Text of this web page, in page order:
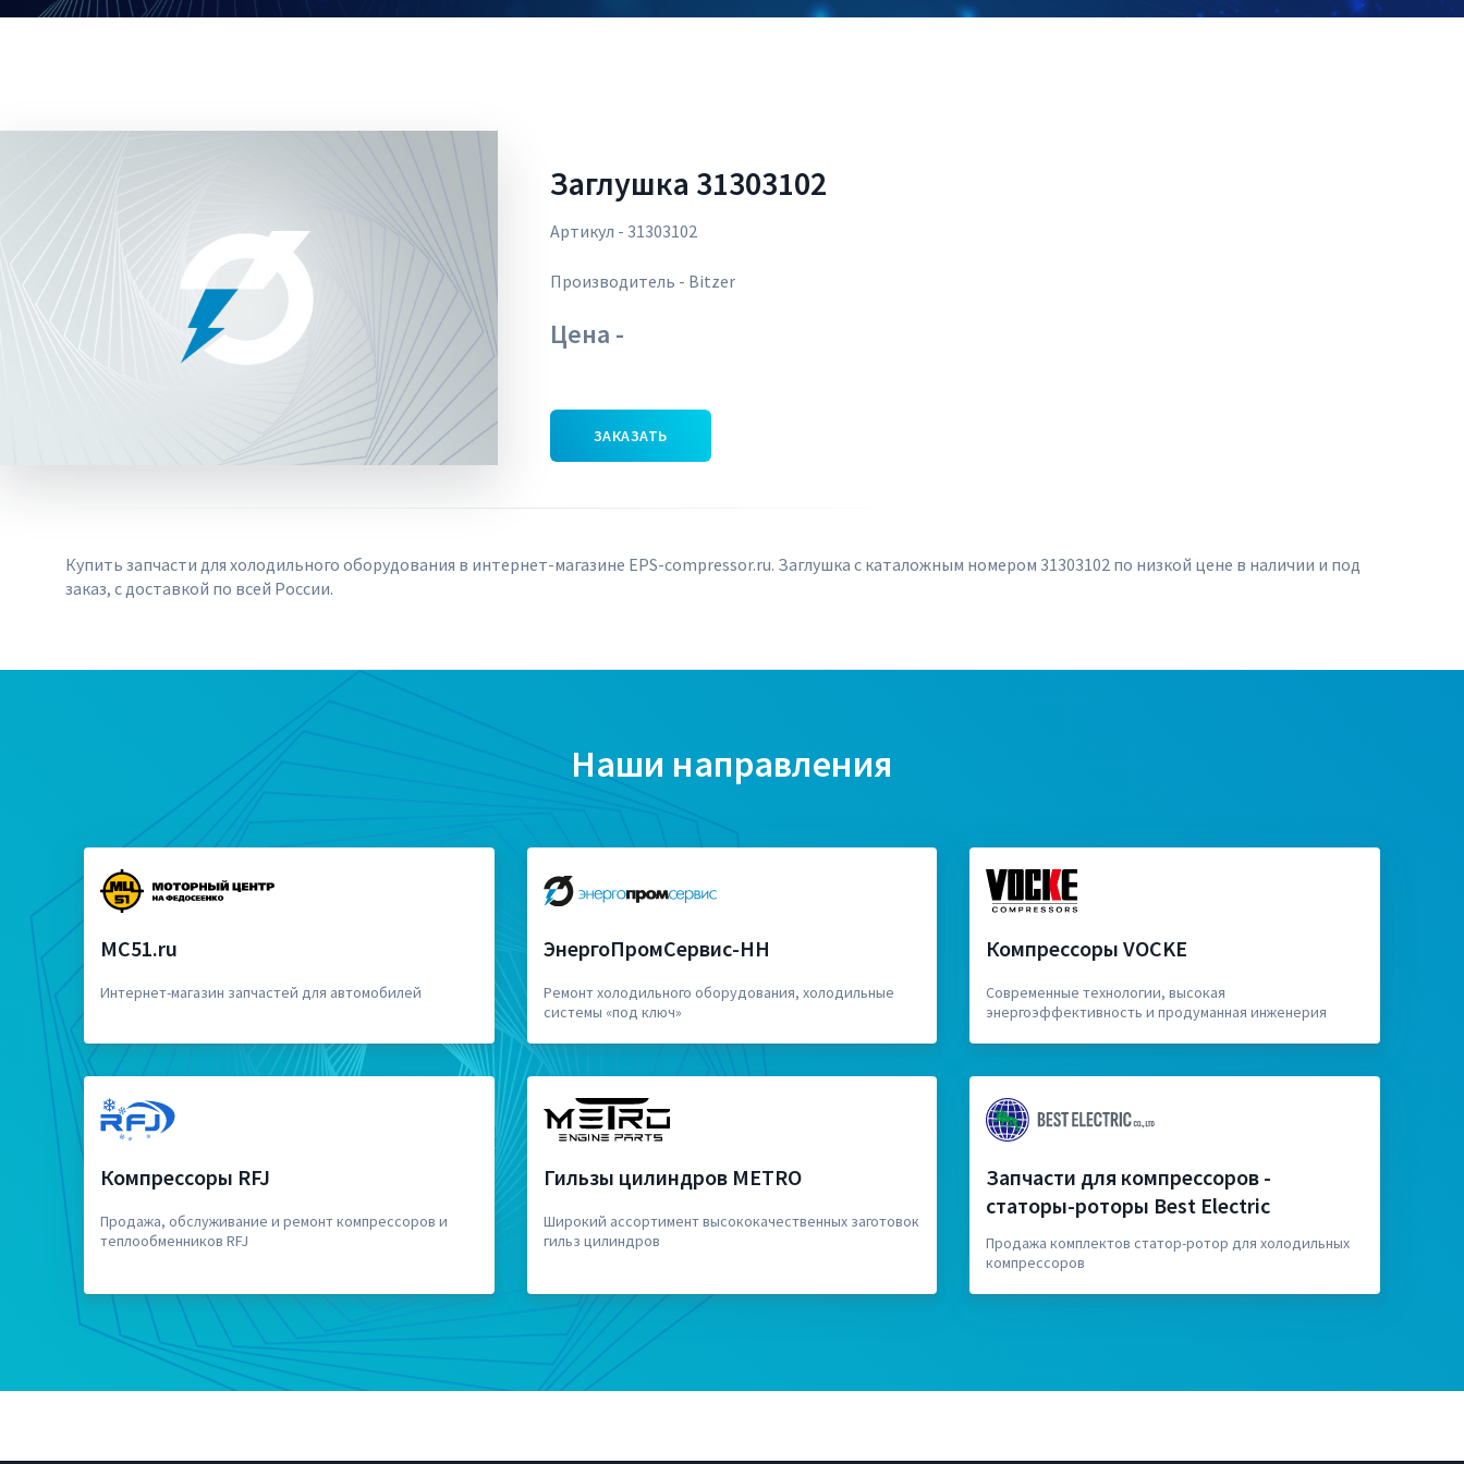
Заглушка 31303102
Артикул - 31303102
Производитель - Bitzer
Цена -
ЗАКАЗАТЬ
Купить запчасти для холодильного оборудования в интернет-магазине EPS-compressor.ru. Заглушка с каталожным номером 31303102 по низкой цене в наличии и под
заказ, с доставкой по всей России.
Наши направления
MC51.ru
Интернет-магазин запчастей для автомобилей
ЭнергоПромСервис-НН
Ремонт холодильного оборудования, холодильные
системы «под ключ»
Компрессоры VOCKE
Современные технологии, высокая
энергоэффективность и продуманная инженерия
Компрессоры RFJ
Продажа, обслуживание и ремонт компрессоров и
теплообменников RFJ
Гильзы цилиндров METRO
Широкий ассортимент высококачественных заготовок
гильз цилиндров
Запчасти для компрессоров -
статоры-роторы Best Electric
Продажа комплектов статор-ротор для холодильных
компрессоров